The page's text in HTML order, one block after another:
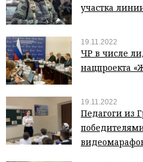
участка
19.11.2022
ЧР в числе
нацпроекта
19.11.2022
Педагоги из